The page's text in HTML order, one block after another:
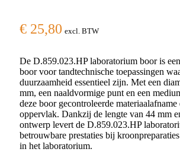
€ 25,80 excl. BTW
De D.859.023.HP laboratorium boor is
boor voor tandtechnische toepassingen
duurzaamheid essentieel zijn. Met een
mm, een naaldvormige punt en een
deze boor gecontroleerde materiaalafname
oppervlak. Dankzij de lengte van 44 mm
ontwerp levert de D.859.023.HP
betrouwbare prestaties bij
in het laboratorium.